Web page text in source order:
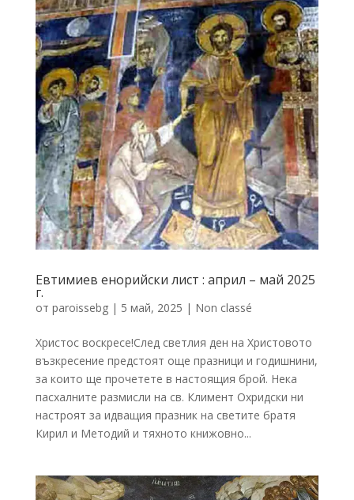
Евтимиев енорийски лист : април – май 2025
г.
от paroissebg| 5 май, 2025 | Non classé
Христос воскресе!След светлия ден на Христовото
възкресение предстоят още празници и годишнини,
за които ще прочетете в настоящия брой. Нека
пасхалните размисли на св. Климент Охридски ни
настроят за идващия празник на светите братя
Кирил и Методий и тяхното книжовно...